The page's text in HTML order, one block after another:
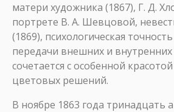
матери художника (1867), Г. Д.
портрете В. А. Шевцовой,
(1869), психологическая
передачи внешних и
сочетается с особенной
цветовых решений.
В ноябре 1863 года тринадцать